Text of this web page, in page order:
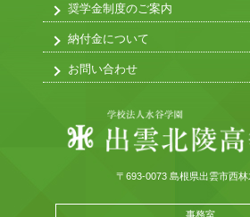
奨学金制度のご案内
納付金について
お問い合わせ
〒693-0073 島根県出雲市西
事務室